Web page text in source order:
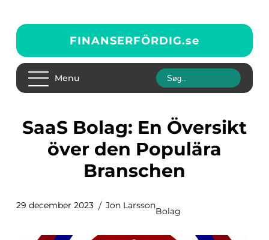
FINANSERFÖRDIG.se
Menu
SaaS Bolag: En Översikt
över den Populära
Branschen
29 december 2023 Jon Larsson
Bolag